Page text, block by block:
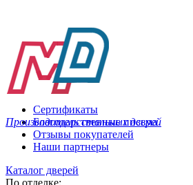
Производитель стальных дверей
Сертификаты
Благодарственные письма
Отзывы покупателей
Наши партнеры
Каталог дверей
По отделке: